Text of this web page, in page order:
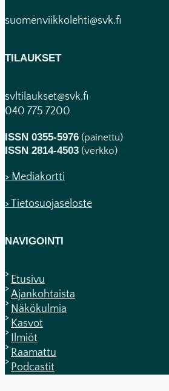
suomenviikkolehti@svk.fi
TILAUKSET
svltilaukset@svk.fi
040 775 7200
ISSN 0355-5976 (painettu)
ISSN 2814-4503 (verkko)
> Mediakortti
> Tietosuojaseloste
NAVIGOINTI
Etusivu
Ajankohtaista
Näkökulmia
Kasvot
Ilmiöt
Raamattu
Podcastit